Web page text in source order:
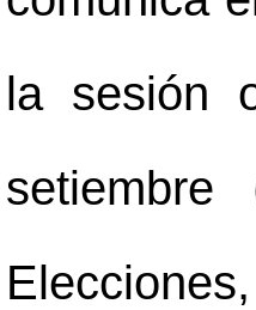
la sesión